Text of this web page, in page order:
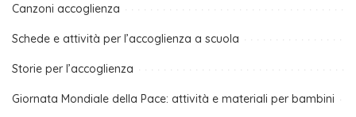
Canzoni accoglienza
Schede e attività per l’accoglienza a scuola
Storie per l’accoglienza
Giornata Mondiale della Pace: attività e materiali per bambini